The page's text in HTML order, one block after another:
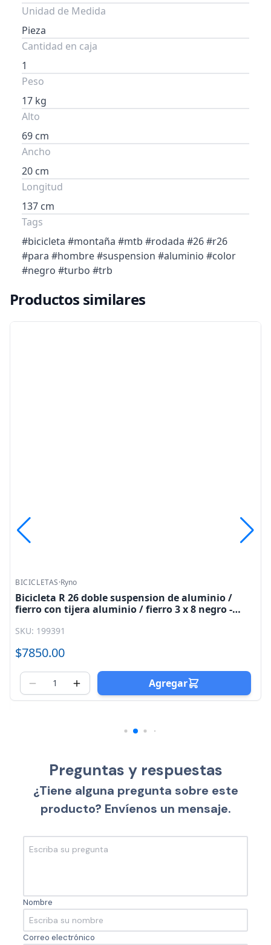
Unidad de Medida
Pieza
Cantidad en caja
1
Peso
17 kg
Alto
69 cm
Ancho
20 cm
Longitud
137 cm
Tags
#bicicleta #montaña #mtb #rodada #26 #r26
#para #hombre #suspension #aluminio #color
#negro #turbo #trb
Productos similares
BICICLETAS·Ryno
Bicicleta R 26 doble suspension de aluminio /
fierro con tijera aluminio / fierro 3 x 8 negro -
SKU: 199391
$7850.00
Agregar
Preguntas y respuestas
¿Tiene alguna pregunta sobre este
producto? Envíenos un mensaje.
Nombre
Correo electrónico